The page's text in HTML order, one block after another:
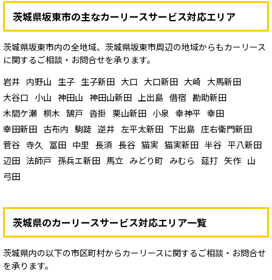
茨城県坂東市の主なカーリースサービス対応エリア
茨城県坂東市内の全地域、茨城県坂東市周辺の地域からもカーリース
に関するご相談・お問合せを承ります。
岩井 内野山 生子 生子新田 大口 大口新田 大崎 大馬新田
大谷口 小山 神田山 神田山新田 上出島 借宿 勘助新田
木間ケ瀬 桐木 鵠戸 沓掛 栗山新田 小泉 幸神平 幸田
幸田新田 古布内 駒跿 逆井 左平太新田 下出島 庄右衛門新田
菅谷 寺久 冨田 中里 長須 長谷 猫実 猫実新田 半谷 平八新田
辺田 法師戸 孫兵エ新田 馬立 みどり町 みむら 莚打 矢作 山
弓田
茨城県のカーリースサービス対応エリア一覧
茨城県内の以下の市区町村からカーリースに関するご相談・お問合せ
を承ります。